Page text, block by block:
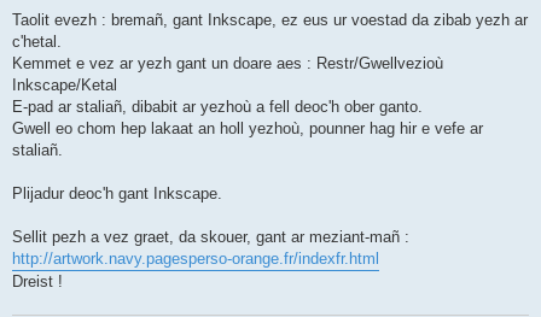
Taolit evezh : bremañ, gant Inkscape, ez eus ur voestad da zibab yezh ar
c'hetal.
Kemmet e vez ar yezh gant un doare aes : Restr/Gwellvezioù
Inkscape/Ketal
E-pad ar staliañ, dibabit ar yezhoù a fell deoc'h ober ganto.
Gwell eo chom hep lakaat an holl yezhoù, pounner hag hir e vefe ar
staliañ.
Plijadur deoc'h gant Inkscape.
Sellit pezh a vez graet, da skouer, gant ar meziant-mañ :
http://artwork.navy.pagesperso-orange.fr/indexfr.html
Dreist !